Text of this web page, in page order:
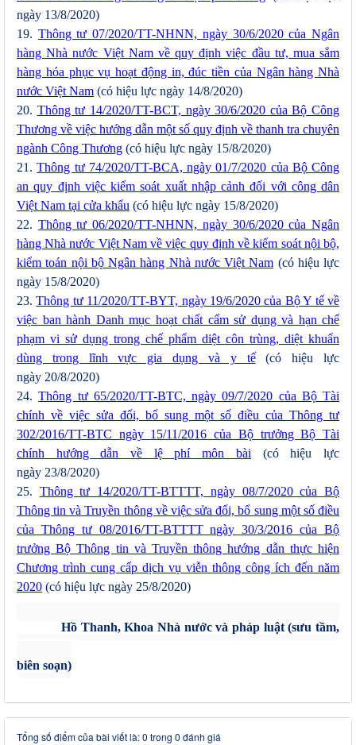
ngày 13/8/2020)
19. Thông tư 07/2020/TT-NHNN, ngày 30/6/2020 của Ngân
hàng Nhà nước Việt Nam về quy định việc đầu tư, mua sắm
hàng hóa phục vụ hoạt động in, đúc tiền của Ngân hàng Nhà
nước Việt Nam (có hiệu lực ngày 14/8/2020)
20. Thông tư 14/2020/TT-BCT, ngày 30/6/2020 của Bộ Công
Thương về việc hướng dẫn một số quy định về thanh tra chuyên
ngành Công Thương (có hiệu lực ngày 15/8/2020)
21.Thông tư 74/2020/TT-BCA, ngày 01/7/2020 của Bộ Công
an quy định việc kiểm soát xuất nhập cảnh đối với công dân
Việt Nam tại cửa khẩu (có hiệu lực ngày 15/8/2020)
22. Thông tư 06/2020/TT-NHNN, ngày 30/6/2020 của Ngân
hàng Nhà nước Việt Nam về việc quy định về kiểm soát nội bộ,
kiểm toán nội bộ Ngân hàng Nhà nước Việt Nam (có hiệu lực
ngày 15/8/2020)
23.Thông tư 11/2020/TT-BYT, ngày 19/6/2020 của Bộ Y tế về
việc ban hành Danh mục hoạt chất cấm sử dụng và hạn chế
phạm vi sử dụng trong chế phẩm diệt côn trùng, diệt khuẩn
dùng trong lĩnh vực gia dụng và y tế(có hiệu lực
ngày 20/8/2020)
24.Thông tư 65/2020/TT-BTC, ngày 09/7/2020 của Bộ Tài
chính về việc sửa đổi, bổ sung một số điều của Thông tư
302/2016/TT-BTC ngày 15/11/2016 của Bộ trưởng Bộ Tài
chính hướng dẫn về lệ phí môn bài (có hiệu lực
ngày 23/8/2020)
25. Thông tư 14/2020/TT-BTTTT, ngày 08/7/2020 của Bộ
Thông tin và Truyền thông về việc sửa đổi, bổ sung một số điều
của Thông tư 08/2016/TT-BTTTT ngày 30/3/2016 của Bộ
trưởng Bộ Thông tin và Truyền thông hướng dẫn thực hiện
Chương trình cung cấp dịch vụ viễn thông công ích đến năm
2020 (có hiệu lực ngày 25/8/2020)
Hồ Thanh, Khoa Nhà nước và pháp luật (sưu tầm,
biên soạn)
Tổng số điểm của bài viết là: 0 trong 0 đánh giá